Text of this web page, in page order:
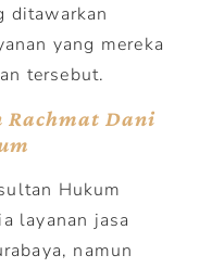
ditawarkan
yang mereka
tersebut.
Rachmat Dani
Hukum
layanan jasa
namun